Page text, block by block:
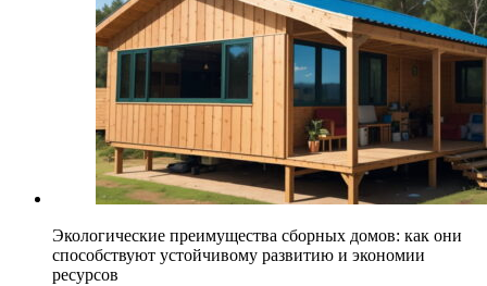
Экологические преимущества сборных домов: как они
способствуют устойчивому развитию и экономии
ресурсов